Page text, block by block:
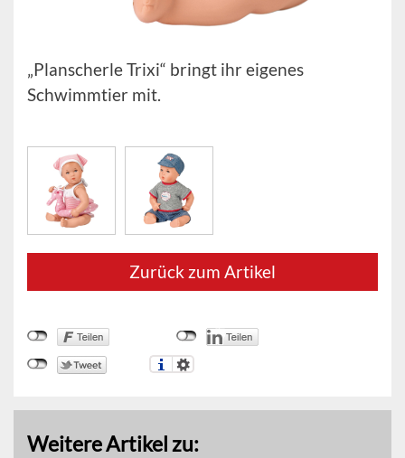
„Planscherle Trixi“ bringt ihr eigenes
Schwimmtier mit.
Zurück zum Artikel
Weitere Artikel zu: